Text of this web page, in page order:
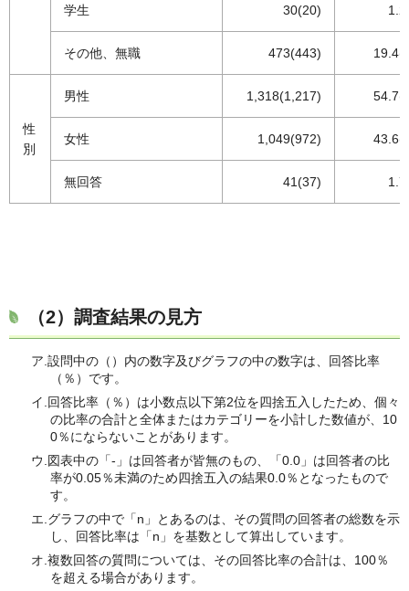
学生 30(20)
その他、無職 473(443)
性
別
男性 1,318(1,217)
女性 1,049(972)
無回答 41(37)
（2）調査結果の見方
ア.設問中の（）内の数字及びグラフの中の数字は、回答比率
（％）です。
イ.回答比率（％）は小数点以下第2位を四捨五入したため、個々
の比率の合計と全体またはカテゴリーを小計した数値が、10
0％にならないことがあります。
ウ.図表中の「-」は回答者が皆無のもの、「0.0」は回答者の比
率が0.05％未満のため四捨五入の結果0.0％となったもので
す。
エ.グラフの中で「n」とあるのは、その質問の回答者の総数を示
し、回答比率は「n」を基数として算出しています。
オ.複数回答の質問については、その回答比率の合計は、100％
を超える場合があります。